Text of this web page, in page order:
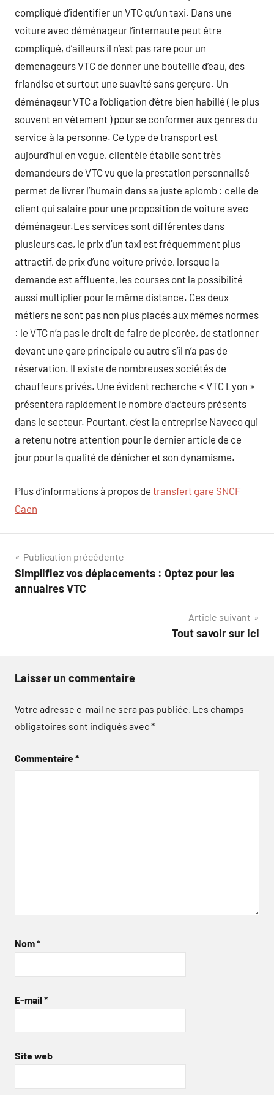
compliqué d’identifier un VTC qu’un taxi. Dans une
voiture avec déménageur l’internaute peut être
compliqué, d’ailleurs il n’est pas rare pour un
demenageurs VTC de donner une bouteille d’eau, des
friandise et surtout une suavité sans gerçure. Un
déménageur VTC a l’obligation d’être bien habillé ( le plus
souvent en vêtement ) pour se conformer aux genres du
service à la personne. Ce type de transport est
aujourd’hui en vogue, clientèle établie sont très
demandeurs de VTC vu que la prestation personnalisé
permet de livrer l’humain dans sa juste aplomb : celle de
client qui salaire pour une proposition de voiture avec
déménageur.Les services sont différentes dans
plusieurs cas, le prix d’un taxi est fréquemment plus
attractif, de prix d’une voiture privée, lorsque la
demande est affluente, les courses ont la possibilité
aussi multiplier pour le même distance. Ces deux
métiers ne sont pas non plus placés aux mêmes normes
: le VTC n’a pas le droit de faire de picorée, de stationner
devant une gare principale ou autre s’il n’a pas de
réservation. Il existe de nombreuses sociétés de
chauffeurs privés. Une évident recherche « VTC Lyon »
présentera rapidement le nombre d’acteurs présents
dans le secteur. Pourtant, c’est la entreprise Naveco qui
a retenu notre attention pour le dernier article de ce
jour pour la qualité de dénicher et son dynamisme.
Plus d’informations à propos de transfert gare SNCF
Caen
Navigation
de
Publication précédente
Simplifiez vos déplacements : Optez pour les
annuaires VTC
Article suivant
Tout savoir sur ici
Laisser un commentaire
Votre adresse e-mail ne sera pas publiée. Les champs
obligatoires sont indiqués avec*
Commentaire*
Nom*
E-mail *
Site web